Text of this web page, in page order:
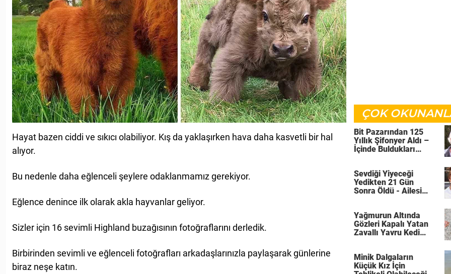
Hayat bazen ciddi ve sıkıcı olabiliyor. Kış da yaklaşırken hava daha kasvetli bir hal
alıyor.
Bu nedenle daha eğlenceli şeylere odaklanmamız gerekiyor.
Eğlence denince ilk olarak akla hayvanlar geliyor.
Sizler için 16 sevimli Highland buzağısının fotoğraflarını derledik.
Birbirinden sevimli ve eğlenceli fotoğrafları arkadaşlarınızla paylaşarak günlerine
biraz neşe katın.
ÇOK
Bit Pazarından 125
Yıllık Şifonyer Aldı –
İçinde Buldukları
Sevdiği Yiyeceği
Yedikten 21 Gün
Sonra Öldü - Ailesi
Yağmurun Altında
Gözleri Kapalı Yatan
Zavallı Yavru Kedi
Minik Dalgaların
Küçük Kız İçin